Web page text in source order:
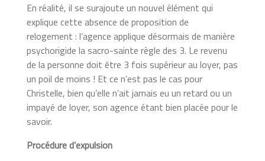
En réalité, il se surajoute un nouvel élément qui
explique cette absence de proposition de
relogement : l’agence applique désormais de manière
psychorigide la sacro-sainte règle des 3. Le revenu
de la personne doit être 3 fois supérieur au loyer, pas
un poil de moins ! Et ce n’est pas le cas pour
Christelle, bien qu’elle n’ait jamais eu un retard ou un
impayé de loyer, son agence étant bien placée pour le
savoir.
Procédure d’expulsion